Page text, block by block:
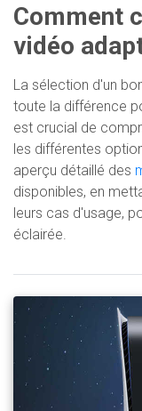
Comment
vidéo
La sélection d'un
toute la différence
est crucial de
les différentes
aperçu détaillé des
disponibles, en
leurs cas d'usage,
éclairée.